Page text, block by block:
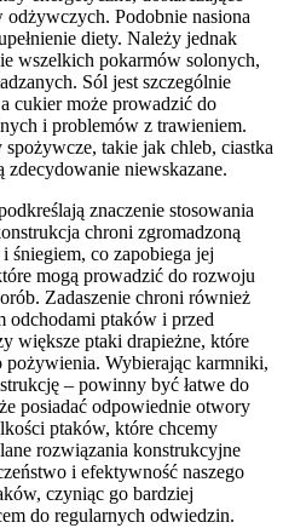
Podobnie nasiona
diety. Należy jednak
wszelkich pokarmów solonych,
Sól jest szczególnie
cukier może prowadzić do
i problemów z trawieniem.
takie jak chleb, ciastka
zdecydowanie niewskazane.
znaczenie stosowania
chroni zgromadzoną
śniegiem, co zapobiega jej
mogą prowadzić do rozwoju
Zadaszenie chroni również
odchodami ptaków i przed
większe ptaki drapieżne, które
pożywienia. Wybierając karmniki,
– powinny być łatwe do
posiadać odpowiednie otwory
ptaków, które chcemy
rozwiązania konstrukcyjne
i efektywność naszego
czyniąc go bardziej
do regularnych odwiedzin.